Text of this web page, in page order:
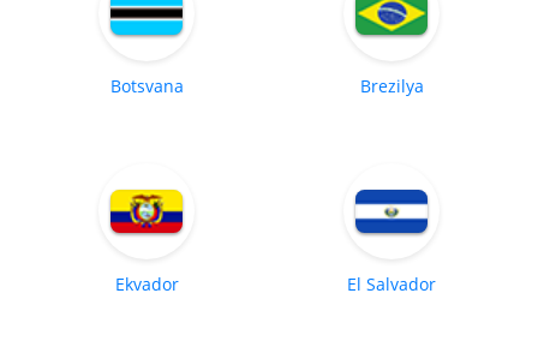
Botsvana Brezilya
Ekvador El Salvador